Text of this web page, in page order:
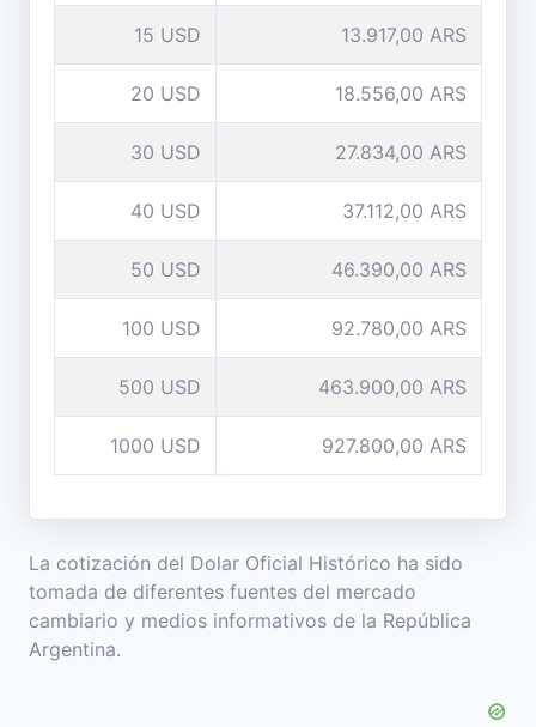
15 USD 13.917,00 ARS
20 USD 18.556,00 ARS
30 USD 27.834,00 ARS
40 USD 37.112,00 ARS
50 USD 46.390,00 ARS
100 USD 92.780,00 ARS
500 USD 463.900,00 ARS
1000 USD 927.800,00 ARS
La cotización del Dolar Oficial Histórico ha sido
tomada de diferentes fuentes del mercado
cambiario y medios informativos de la República
Argentina.